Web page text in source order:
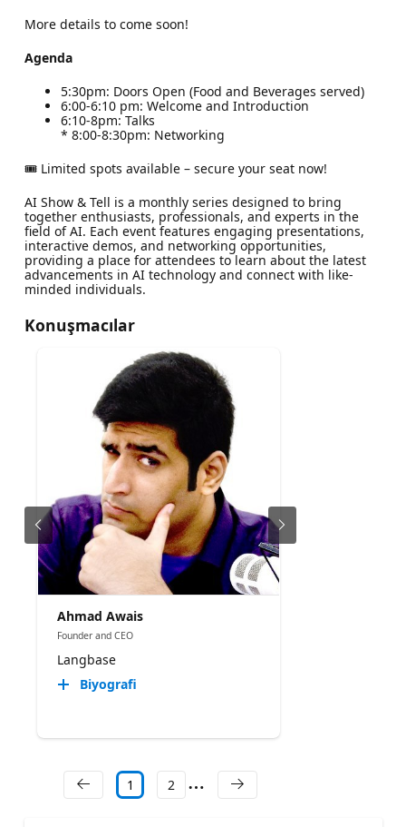
​More details to come soon!
​Agenda
​​5:30pm: Doors Open (Food and Beverages served)
​6:00-6:10 pm: Welcome and Introduction
​​6:10-8pm: Talks
​​​* 8:00-8:30pm: Networking
​​🎟 Limited spots available – secure your seat now!
​AI Show & Tell is a monthly series designed to bring
together enthusiasts, professionals, and experts in the
field of AI. Each event features engaging presentations,
interactive demos, and networking opportunities,
providing a place for attendees to learn about the latest
advancements in AI technology and connect with like-
minded individuals.
Konuşmacılar
Ahmad Awais
Founder and CEO
Langbase
Biyografi
1 2